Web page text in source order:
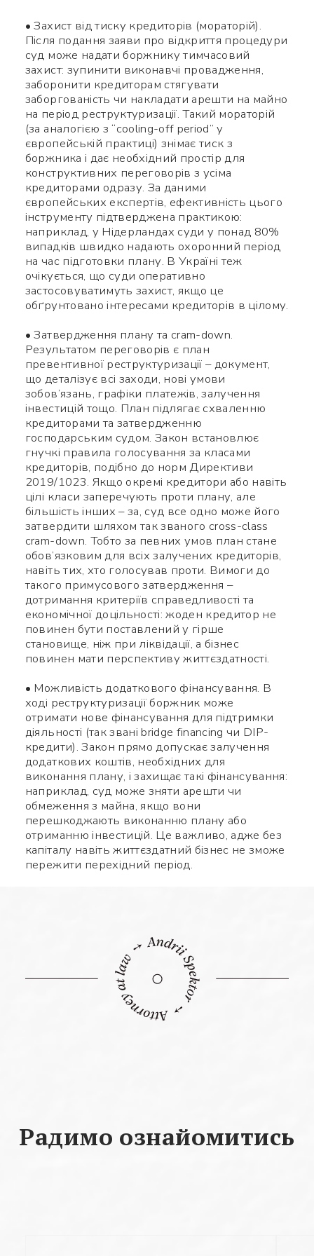
• Захист від тиску кредиторів (мораторій).
Після подання заяви про відкриття процедури
суд може надати боржнику тимчасовий
захист: зупинити виконавчі провадження,
заборонити кредиторам стягувати
заборгованість чи накладати арешти на майно
на період реструктуризації. Такий мораторій
(за аналогією з “cooling-off period” у
європейській практиці) знімає тиск з
боржника і дає необхідний простір для
конструктивних переговорів з усіма
кредиторами одразу. За даними
європейських експертів, ефективність цього
інструменту підтверджена практикою:
наприклад, у Нідерландах суди у понад 80%
випадків швидко надають охоронний період
на час підготовки плану. В Україні теж
очікується, що суди оперативно
застосовуватимуть захист, якщо це
обґрунтовано інтересами кредиторів в цілому.
• Затвердження плану та cram-down.
Результатом переговорів є план
превентивної реструктуризації – документ,
що деталізує всі заходи, нові умови
зобов’язань, графіки платежів, залучення
інвестицій тощо. План підлягає схваленню
кредиторами та затвердженню
господарським судом. Закон встановлює
гнучкі правила голосування за класами
кредиторів, подібно до норм Директиви
2019/1023. Якщо окремі кредитори або навіть
цілі класи заперечують проти плану, але
більшість інших – за, суд все одно може його
затвердити шляхом так званого cross-class
cram-down. Тобто за певних умов план стане
обов’язковим для всіх залучених кредиторів,
навіть тих, хто голосував проти. Вимоги до
такого примусового затвердження –
дотримання критеріїв справедливості та
економічної доцільності: жоден кредитор не
повинен бути поставлений у гірше
становище, ніж при ліквідації, а бізнес
повинен мати перспективу життєздатності.
• Можливість додаткового фінансування. В
ході реструктуризації боржник може
отримати нове фінансування для підтримки
діяльності (так звані bridge financing чи DIP-
кредити). Закон прямо допускає залучення
додаткових коштів, необхідних для
виконання плану, і захищає такі фінансування:
наприклад, суд може зняти арешти чи
обмеження з майна, якщо вони
перешкоджають виконанню плану або
отриманню інвестицій. Це важливо, адже без
капіталу навіть життєздатний бізнес не зможе
пережити перехідний період.
Радимо ознайомитись
Ім’я *
Номер телефону *
Яке питання Символів: 0/240
Заповніть потрібні поля
code, після чого зможете
додати мене до контактів.